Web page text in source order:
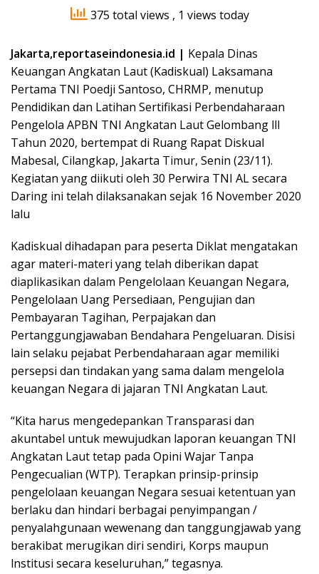
375 total views , 1 views today
Jakarta,reportaseindonesia.id | Kepala Dinas
Keuangan Angkatan Laut (Kadiskual) Laksamana
Pertama TNI Poedji Santoso, CHRMP, menutup
Pendidikan dan Latihan Sertifikasi Perbendaharaan
Pengelola APBN TNI Angkatan Laut Gelombang lll
Tahun 2020, bertempat di Ruang Rapat Diskual
Mabesal, Cilangkap, Jakarta Timur, Senin (23/11).
Kegiatan yang diikuti oleh 30 Perwira TNI AL secara
Daring ini telah dilaksanakan sejak 16 November 2020
lalu
Kadiskual dihadapan para peserta Diklat mengatakan
agar materi-materi yang telah diberikan dapat
diaplikasikan dalam Pengelolaan Keuangan Negara,
Pengelolaan Uang Persediaan, Pengujian dan
Pembayaran Tagihan, Perpajakan dan
Pertanggungjawaban Bendahara Pengeluaran. Disisi
lain selaku pejabat Perbendaharaan agar memiliki
persepsi dan tindakan yang sama dalam mengelola
keuangan Negara di jajaran TNI Angkatan Laut.
“Kita harus mengedepankan Transparasi dan
akuntabel untuk mewujudkan laporan keuangan TNI
Angkatan Laut tetap pada Opini Wajar Tanpa
Pengecualian (WTP). Terapkan prinsip-prinsip
pengelolaan keuangan Negara sesuai ketentuan yan
berlaku dan hindari berbagai penyimpangan /
penyalahgunaan wewenang dan tanggungjawab yang
berakibat merugikan diri sendiri, Korps maupun
lnstitusi secara keseluruhan,” tegasnya.